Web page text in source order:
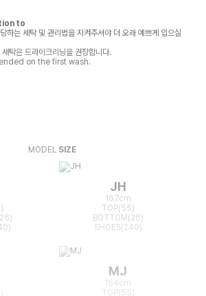
to
하는 세탁 및 관리법을 지켜주셔야 더 오래 예쁘게 입으실
탁은 드라이크리닝을 권장합니다.
on the first wash.
MODEL SIZE
JH
167cm
TOP(55)
BOTTOM(26)
SHOES(240)
MJ
164cm
TOP(55)